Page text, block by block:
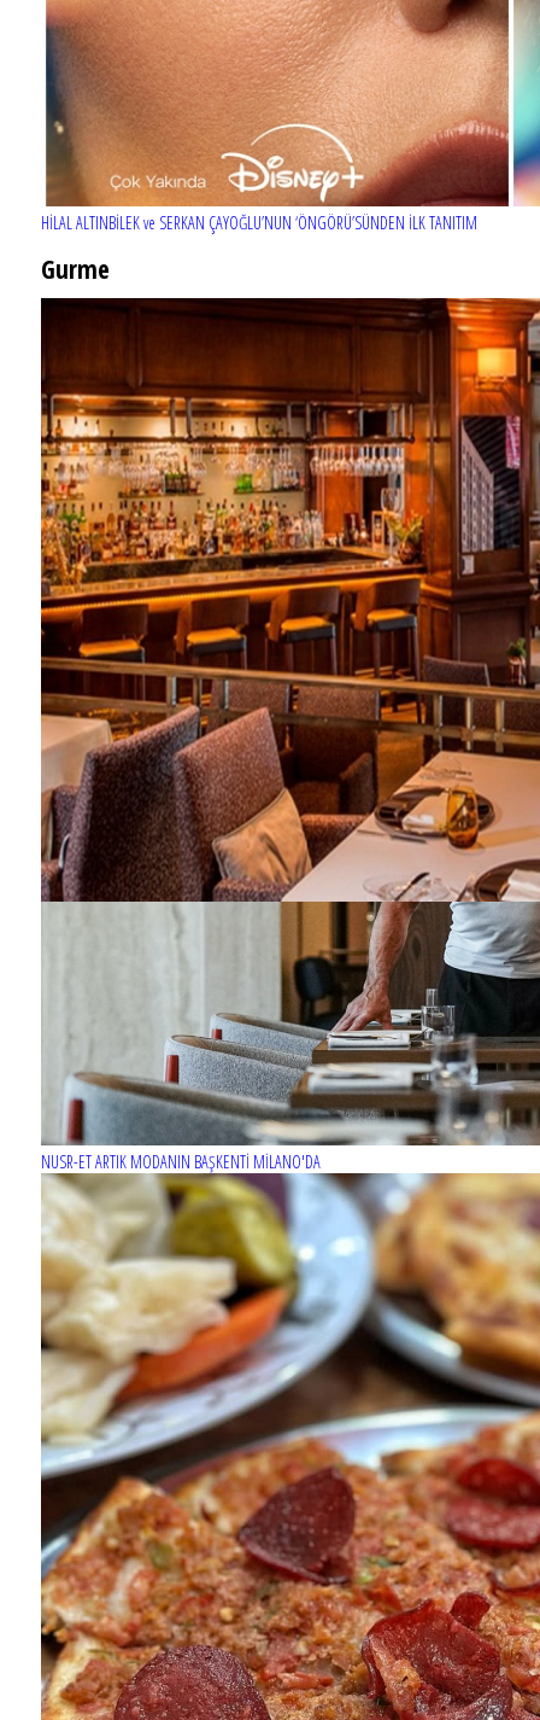
HİLAL ALTINBİLEK ve SERKAN ÇAYOĞLU’NUN ‘ÖNGÖRÜ’SÜNDEN İLK TANITIM
Gurme
EĞLENCE HAYATINA YENİ SOLUK: Gabbro Dream Theatre
NUSR-ET ARTIK MODANIN BAŞKENTİ MİLANO'DA